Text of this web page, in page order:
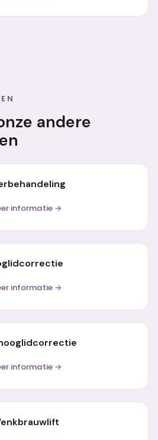
andere
informatie →
informatie →
informatie →